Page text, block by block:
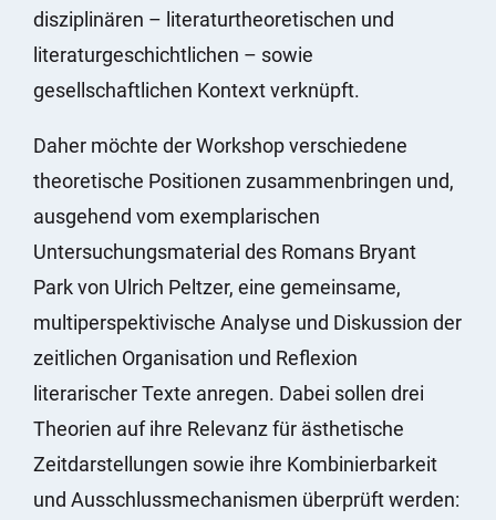
disziplinären – literaturtheoretischen und
literaturgeschichtlichen – sowie
gesellschaftlichen Kontext verknüpft.
Daher möchte der Workshop verschiedene
theoretische Positionen zusammenbringen und,
ausgehend vom exemplarischen
Untersuchungsmaterial des Romans Bryant
Park von Ulrich Peltzer, eine gemeinsame,
multiperspektivische Analyse und Diskussion der
zeitlichen Organisation und Reflexion
literarischer Texte anregen. Dabei sollen drei
Theorien auf ihre Relevanz für ästhetische
Zeitdarstellungen sowie ihre Kombinierbarkeit
und Ausschlussmechanismen überprüft werden: